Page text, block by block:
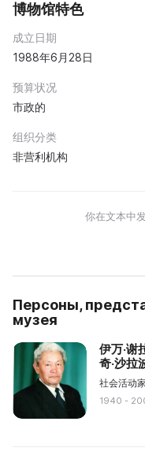
博物馆特色
成立日期
1988年6月28日
预算状况
市政的
组织分类
非营利机构
你在文本中
Персоны,
музея
伊万·谢
奇·沙拉
社会活动家
1940 -